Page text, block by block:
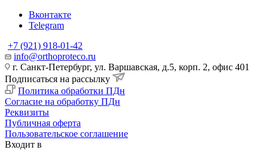
Вконтакте
Telegram
+7 (921) 918-01-42
info@orthoproteco.ru
г. Санкт-Петербург, ул. Варшавская, д.5, корп. 2, офис 401
Подписаться на рассылку
Политика обработки ПДн
Согласие на обработку ПДн
Реквизиты
Публичная оферта
Пользовательское соглашение
Входит в